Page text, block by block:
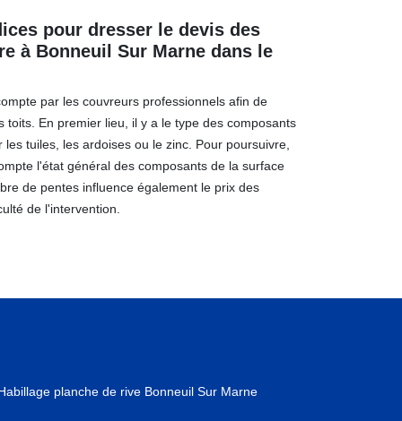
pour dresser le devis des
à Bonneuil Sur Marne dans le
par les couvreurs professionnels afin de
toits. En premier lieu, il y a le type des composants
tuiles, les ardoises ou le zinc. Pour poursuivre,
l'état général des composants de la surface
de pentes influence également le prix des
de l'intervention.
planche de rive Bonneuil Sur Marne